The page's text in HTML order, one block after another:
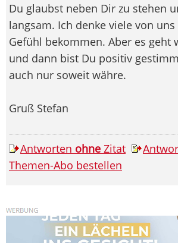
Du glaubst neben Dir zu stehen
langsam. Ich denke viele von
Gefühl bekommen. Aber es geht
und dann bist Du positiv
auch nur soweit währe.
Gruß Stefan
Antworten ohne Zitat
Themen-Abo bestellen